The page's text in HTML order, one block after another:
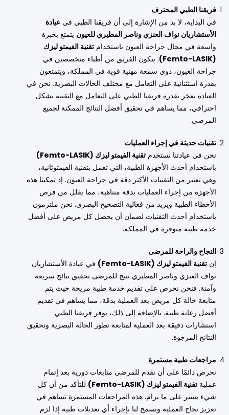
فريقنا الطبي المحترف
في البداية، لا بد من الإشارة إلى أن فريقنا الطبي في عيادة
الأستشاريان نواف العنزي وناصر المطيري للعيون يتمتع بخبرة
واسعة في مجال جراحة العيون باستخدام تقنية الفيمتو ليزك
(Femto-LASIK)
. يتكون الفريق من أطباء متخصصين في
جراحة العيون، ذوي سمعة مهنية قوية في المملكة، ويتمتعون
بقدرة استثنائية على التعامل مع مختلف الحالات البصرية. نحن في
العيادة نفخر بقدرة فريقنا الطبي على التعامل مع التقنية بشكل
احترافي، مما يساهم في تحقيق أفضل النتائج الممكنة لجميع
المرضى.
تقنيات حديثة في إجراء العمليات
نحن في عيادتنا نستخدم تقنية الفيمتو ليزك (Femto-LASIK)
باستخدام أحدث الأجهزة الطبية، التي تعمل بتقنية الفيمتوثانية،
وهي تعتبر من التقنيات الأكثر دقة في جراحة العيون. إذ تمكننا هذه
الأجهزة من إجراء العمليات بدقة متناهية، مما يقلل من فرص
الأخطاء الطبية ويزيد من فعالية التصحيح البصري. نحن ملتزمون
باستخدام أحدث التقنيات لضمان أن يحصل كل مريض على أفضل
خدمة طبية متوفرة في المملكة.
النجاح والراحة للمرضى
إن تقنية الفيمتو ليزك (Femto-LASIK)
في عيادة الأستشاريان
نواف العنزي وناصر المطيري تتيح للمرضى تحقيق نتائج سريعة
وآمنة. فنحن نحرص على تقديم خدمة طبية مريحة حيث يتم
متابعة حالة كل مريض بعد العملية بدقة، مما يساهم في تقديم
أفضل رعاية طبية. بالإضافة إلى ذلك، يوفر فريقنا الطبي
استشارات دقيقة بعد العملية لمتابعة تطور الحالة البصرية وتحقيق
النتائج المرجوة.
مراجعات طبية مستمرة
نحرص دائمًا على أن نقدم للمرضى متابعات دورية بعد إتمام
عملية تقنية الفيمتو ليزك (Femto-LASIK)
للتأكد من أن كل
شيء يسير على ما يرام. هذه المراجعات المستمرة تساهم في
تعزيز نجاح العملية وتسمح لنا بإجراء أي تعديلات طبية إذا لزم